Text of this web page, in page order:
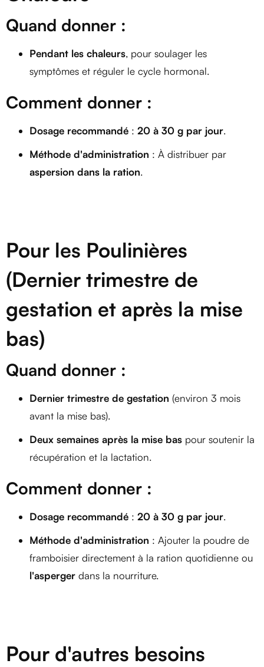
Quand donner :
Pendant les chaleurs, pour soulager les
symptômes et réguler le cycle hormonal.
Comment donner :
Dosage recommandé : 20 à 30 g par jour.
Méthode d'administration : À distribuer par
aspersion dans la ration.
Pour les Poulinières
(Dernier trimestre de
gestation et après la mise
bas)
Quand donner :
Dernier trimestre de gestation (environ 3 mois
avant la mise bas).
Deux semaines après la mise bas pour soutenir la
récupération et la lactation.
Comment donner :
Dosage recommandé : 20 à 30 g par jour.
Méthode d'administration : Ajouter la poudre de
framboisier directement à la ration quotidienne ou
l'asperger dans la nourriture.
Pour d'autres besoins